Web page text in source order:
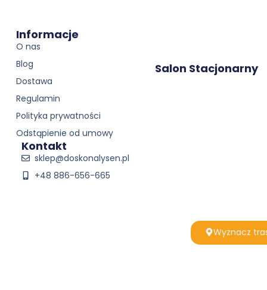
Informacje
O nas
Blog
Dostawa
Regulamin
Polityka prywatności
Odstąpienie od umowy
Kontakt
sklep@doskonalysen.pl
+48 886-656-665
Salon Stacjonarny
Wyznacz